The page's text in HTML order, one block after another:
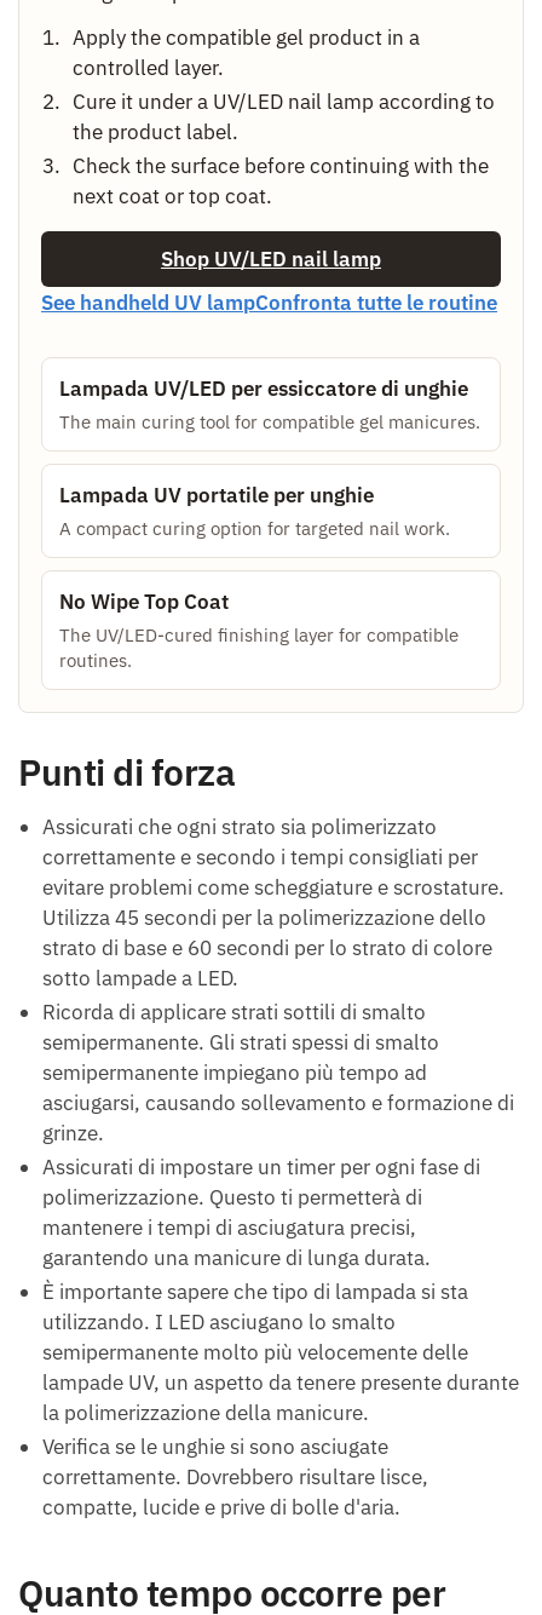
Apply the compatible gel product in a
controlled layer.
Cure it under a UV/LED nail lamp according to
the product label.
Check the surface before continuing with the
next coat or top coat.
Shop UV/LED nail lamp
See handheld UV lampConfronta tutte le routine
Lampada UV/LED per essiccatore di unghie
The main curing tool for compatible gel manicures.
Lampada UV portatile per unghie
A compact curing option for targeted nail work.
No Wipe Top Coat
The UV/LED-cured finishing layer for compatible
routines.
Punti di forza
Assicurati che ogni strato sia polimerizzato
correttamente e secondo i tempi consigliati per
evitare problemi come scheggiature e scrostature.
Utilizza 45 secondi per la polimerizzazione dello
strato di base e 60 secondi per lo strato di colore
sotto lampade a LED.
Ricorda di applicare strati sottili di smalto
semipermanente. Gli strati spessi di smalto
semipermanente impiegano più tempo ad
asciugarsi, causando sollevamento e formazione di
grinze.
Assicurati di impostare un timer per ogni fase di
polimerizzazione. Questo ti permetterà di
mantenere i tempi di asciugatura precisi,
garantendo una manicure di lunga durata.
È importante sapere che tipo di lampada si sta
utilizzando. I LED asciugano lo smalto
semipermanente molto più velocemente delle
lampade UV, un aspetto da tenere presente durante
la polimerizzazione della manicure.
Verifica se le unghie si sono asciugate
correttamente. Dovrebbero risultare lisce,
compatte, lucide e prive di bolle d'aria.
Quanto tempo occorre per